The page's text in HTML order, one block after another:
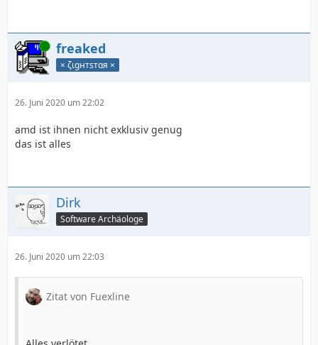
Online freaked
× ζιgнтѕтαя ×
26. Juni 2020 um 22:02
amd ist ihnen nicht exklusiv genug
das ist alles
Dirk
Software Archäologe
26. Juni 2020 um 22:03
Zitat von Fuexline